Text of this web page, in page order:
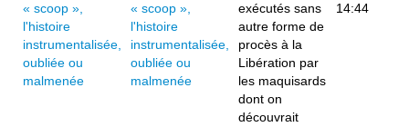
« scoop »,
l'histoire
instrumentalisée,
oubliée ou
malmenée
exécutés sans
autre forme de
procès à la
Libération par
les maquisards
dont on
découvrait
14:44